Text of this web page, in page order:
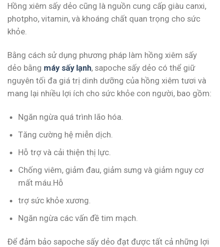
Hồng xiêm sấy dẻo cũng là nguồn cung cấp giàu canxi,
photpho, vitamin, và khoáng chất quan trọng cho sức
khỏe.
Bằng cách sử dụng phương pháp làm hồng xiêm sấy
dẻo bằng máy sấy lạnh, sapoche sấy dẻo có thể giữ
nguyên tối đa giá trị dinh dưỡng của hồng xiêm tươi và
mang lại nhiều lợi ích cho sức khỏe con người, bao gồm:
Ngăn ngừa quá trình lão hóa.
Tăng cường hệ miễn dịch.
Hỗ trợ và cải thiện thị lực.
Chống viêm, giảm đau, giảm sưng và giảm nguy cơ
mất máu.Hỗ
trợ sức khỏe xương.
Ngăn ngừa các vấn đề tim mạch.
Để đảm bảo sapoche sấy dẻo đạt được tất cả những lợi